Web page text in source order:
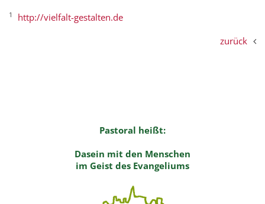
1 http://vielfalt-gestalten.de
zurück
Pastoral heißt:
Dasein mit den Menschen
im Geist des Evangeliums